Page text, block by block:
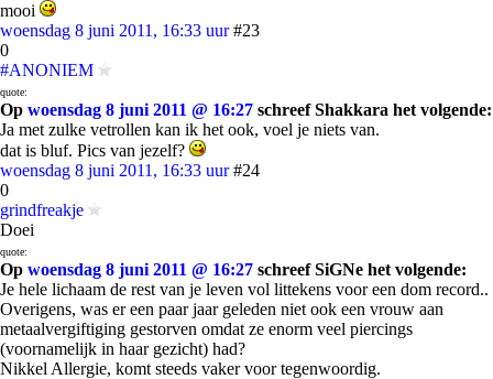
mooi
woensdag 8 juni 2011, 16:33 uur #23
0
#ANONIEM
quote:
Op woensdag 8 juni 2011 @ 16:27 schreef Shakkara het volgende:
Ja met zulke vetrollen kan ik het ook, voel je niets van.
dat is bluf. Pics van jezelf?
woensdag 8 juni 2011, 16:33 uur #24
0
grindfreakje
Doei
quote:
Op woensdag 8 juni 2011 @ 16:27 schreef SiGNe het volgende:
Je hele lichaam de rest van je leven vol littekens voor een dom record..
Overigens, was er een paar jaar geleden niet ook een vrouw aan
metaalvergiftiging gestorven omdat ze enorm veel piercings
(voornamelijk in haar gezicht) had?
Nikkel Allergie, komt steeds vaker voor tegenwoordig.